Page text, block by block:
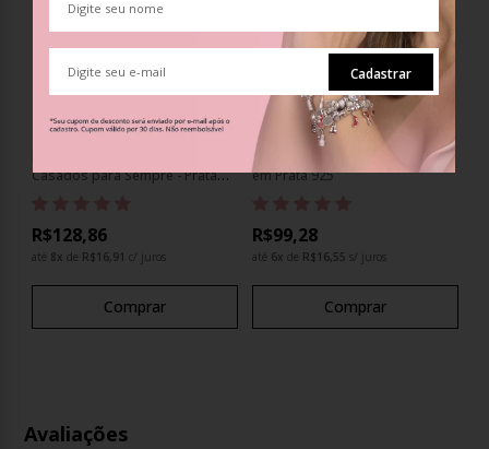
Casados para Sempre - Prata
R$128,86
até 8x de R$16,91 c/ juros
Comprar
Berloque Charm Pingente Casal
em Prata 925
R$99,28
até 6x de R$16,55 s/ juros
Comprar
Avaliações
Cadastrar